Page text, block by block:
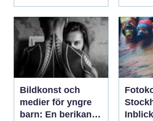
Bildkonst och
medier för yngre
barn: En berikande